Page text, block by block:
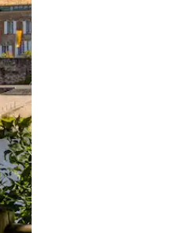
o dedo na tela.